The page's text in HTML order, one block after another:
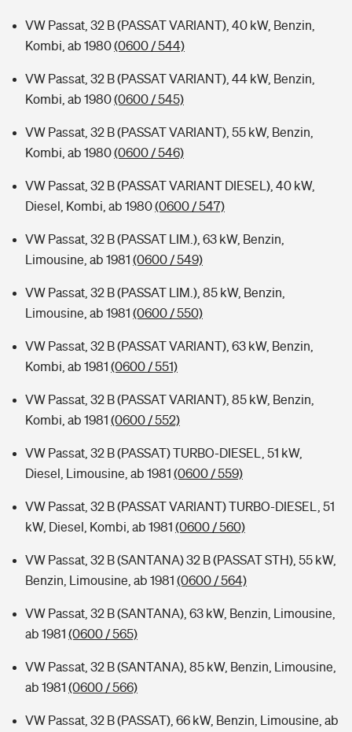
VW Passat, 32 B (PASSAT VARIANT), 40 kW, Benzin,
Kombi, ab 1980(0600 / 544)
VW Passat, 32 B (PASSAT VARIANT), 44 kW, Benzin,
Kombi, ab 1980(0600 / 545)
VW Passat, 32 B (PASSAT VARIANT), 55 kW, Benzin,
Kombi, ab 1980(0600 / 546)
VW Passat, 32 B (PASSAT VARIANT DIESEL), 40 kW,
Diesel, Kombi, ab 1980(0600 / 547)
VW Passat, 32 B (PASSAT LIM.), 63 kW, Benzin,
Limousine, ab 1981 (0600 / 549)
VW Passat, 32 B (PASSAT LIM.), 85 kW, Benzin,
Limousine, ab 1981 (0600 / 550)
VW Passat, 32 B (PASSAT VARIANT), 63 kW, Benzin,
Kombi, ab 1981 (0600 / 551)
VW Passat, 32 B (PASSAT VARIANT), 85 kW, Benzin,
Kombi, ab 1981 (0600 / 552)
VW Passat, 32 B (PASSAT) TURBO-DIESEL, 51 kW,
Diesel, Limousine, ab 1981 (0600 / 559)
VW Passat, 32 B (PASSAT VARIANT) TURBO-DIESEL, 51
kW, Diesel, Kombi, ab 1981 (0600 / 560)
VW Passat, 32 B (SANTANA) 32 B (PASSAT STH), 55 kW,
Benzin, Limousine, ab 1981 (0600 / 564)
VW Passat, 32 B (SANTANA), 63 kW, Benzin, Limousine,
ab 1981 (0600 / 565)
VW Passat, 32 B (SANTANA), 85 kW, Benzin, Limousine,
ab 1981 (0600 / 566)
VW Passat, 32 B (PASSAT), 66 kW, Benzin, Limousine, ab